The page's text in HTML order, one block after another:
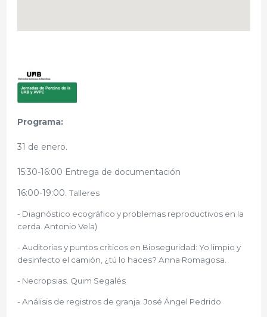
Programa:
31 de enero.
15:30-16:00 Entrega de documentación
16:00-19:00.Talleres
- Diagnóstico ecográfico y problemas reproductivos en la
cerda. Antonio Vela)
- Auditorias y puntos críticos en Bioseguridad: Yo limpio y
desinfecto el camión, ¿tú lo haces? Anna Romagosa.
- Necropsias. Quim Segalés
- Análisis de registros de granja. José Ángel Pedrido